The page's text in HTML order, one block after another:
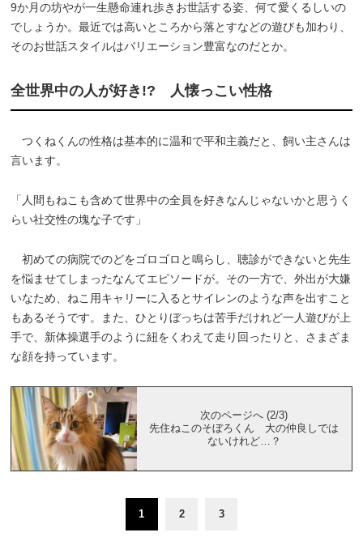
9か月の坊やが一生懸命連れ歩きお世話する姿、何て愛くるしいの
でしょうか。最近では高いところから落とすなどの遊びも加わり、
そのお世話スタイルはバリエーション豊富なのだとか。
全世界中の人が好き!? 人懐っこい性格
つくねくんの性格は基本的に温和で平和主義だと、飼い主さんは
言います。
「人間もねこも含めて世界中の全員を好きなんじゃないかと思うく
らい社交性の塊な子です」
初めての病院でのどをゴロゴロと鳴らし、聴診ができないと先生
を悩ませてしまったなんてエピソードが。その一方で、外出が大嫌
いなため、ねこ用キャリーに入るとサイレンのような声を出すこと
もあるそうです。また、ひとりぼっちは苦手だけれど一人遊びが上
手で、新体操選手のように紐をくわえて走り回ったりと、さまざま
な顔を持っています。
次のページへ (2/3)
先住ねこのそぼろくん 大の仲良しでは
ないけれど…？
1 2 3